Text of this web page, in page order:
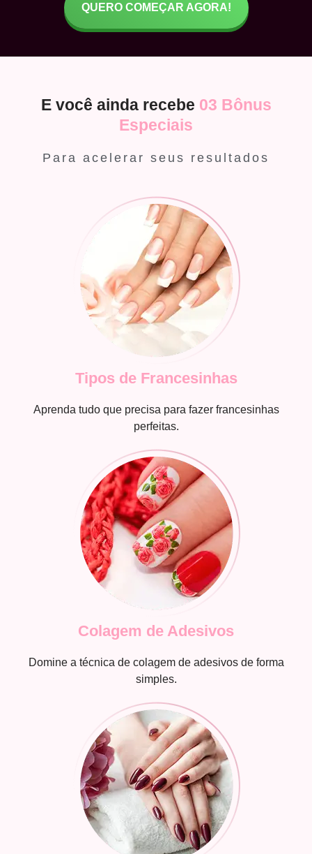
QUERO COMEÇAR AGORA!
E você ainda recebe 03 Bônus
Especiais
Para acelerar seus resultados
Tipos de Francesinhas
Aprenda tudo que precisa para fazer francesinhas
perfeitas.
Colagem de Adesivos
Domine a técnica de colagem de adesivos de forma
simples.